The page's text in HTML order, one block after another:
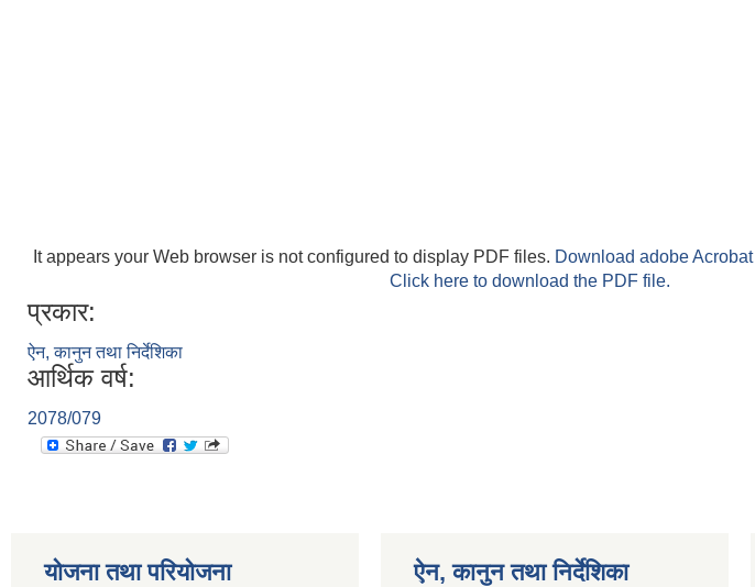
It appears your Web browser is not configured to display PDF files. Download adobe Acrobat
Click here to download the PDF file.
प्रकार:
ऐन, कानुन तथा निर्देशिका
आर्थिक वर्ष:
2078/079
योजना तथा परियोजना ऐन, कानुन तथा निर्देशिका